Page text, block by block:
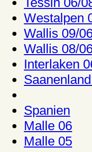
Westalpen
Wallis 09/
Wallis 08/
Interlaken
Spanien
Malle 06
Malle 05